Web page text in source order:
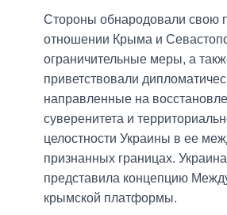
Стороны обнародовали свою
отношении Крыма и
ограничительные меры, а
приветствовали
направленные на
суверенитета и
целостности Украины в ее
признанных границах.
представила концепцию
крымской платформы.